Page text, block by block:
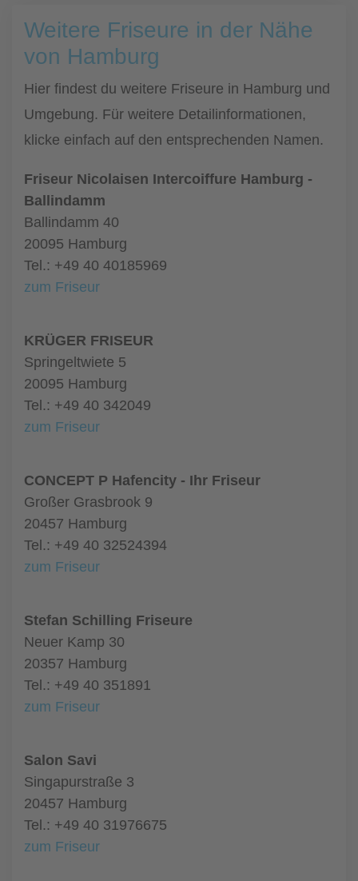
Weitere Friseure in der Nähe
von Hamburg
Hier findest du weitere Friseure in Hamburg und
Umgebung. Für weitere Detailinformationen,
klicke einfach auf den entsprechenden Namen.
Friseur Nicolaisen Intercoiffure Hamburg -
Ballindamm
Ballindamm 40
20095 Hamburg
Tel.: +49 40 40185969
zum Friseur
KRÜGER FRISEUR
Springeltwiete 5
20095 Hamburg
Tel.: +49 40 342049
zum Friseur
CONCEPT P Hafencity - Ihr Friseur
Großer Grasbrook 9
20457 Hamburg
Tel.: +49 40 32524394
zum Friseur
Stefan Schilling Friseure
Neuer Kamp 30
20357 Hamburg
Tel.: +49 40 351891
zum Friseur
Salon Savi
Singapurstraße 3
20457 Hamburg
Tel.: +49 40 31976675
zum Friseur